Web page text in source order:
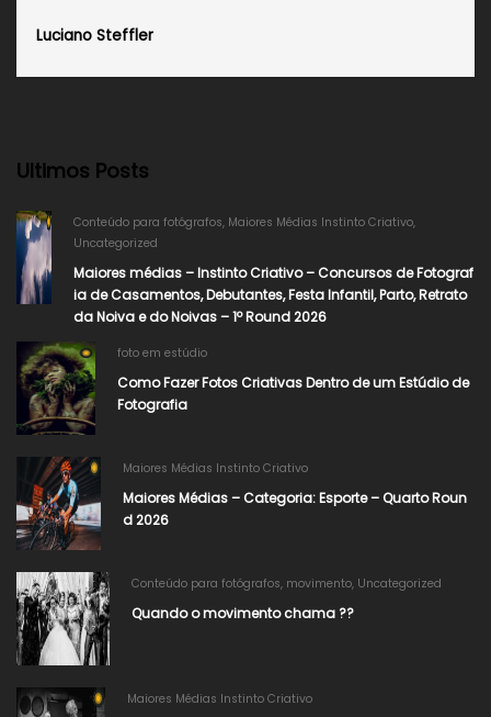
Luciano Steffler
Ultimos Posts
Conteúdo para fotógrafos, Maiores Médias Instinto Criativo,
Uncategorized
Maiores médias – Instinto Criativo – Concursos de Fotograf
ia de Casamentos, Debutantes, Festa Infantil, Parto, Retrato
da Noiva e do Noivas – 1º Round 2026
foto em estúdio
Como Fazer Fotos Criativas Dentro de um Estúdio de
Fotografia
Maiores Médias Instinto Criativo
Maiores Médias – Categoria: Esporte – Quarto Roun
d 2026
Conteúdo para fotógrafos, movimento, Uncategorized
Quando o movimento chama ??
Maiores Médias Instinto Criativo